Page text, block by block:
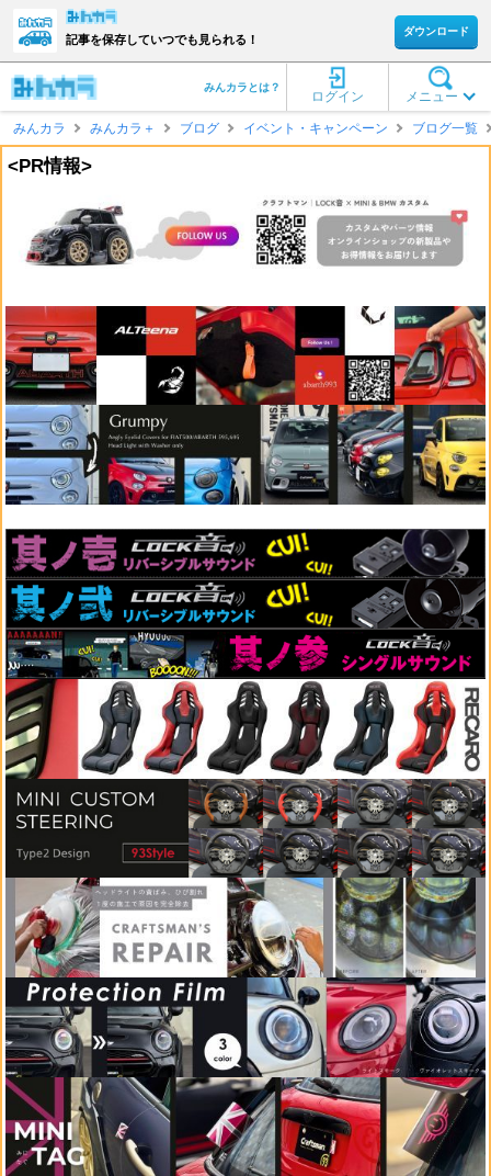
記事を保存していつでも見られる！
ダウンロード
メニュー
ログイン
みんカラとは？
みんカラ みんカラ＋ ブログ イベント・キャンペーン ブログ一覧
<PR情報>